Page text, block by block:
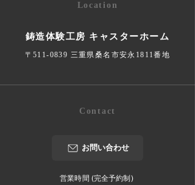
Location
鋳造体験工房 キャスターホーム
〒511-0839 三重県桑名市安永1811番地
Contact
お問い合わせ
営業時間 (完全予約制)